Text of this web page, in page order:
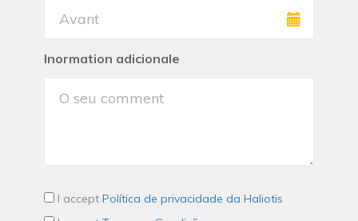
Inormation adicionale
I accept Política de privacidade da Haliotis